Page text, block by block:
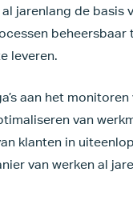
jarenlang de
leveren.
aan het
van
klanten in
van werken al